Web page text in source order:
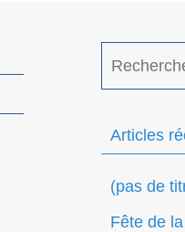
Articles
(pas de
Fête de